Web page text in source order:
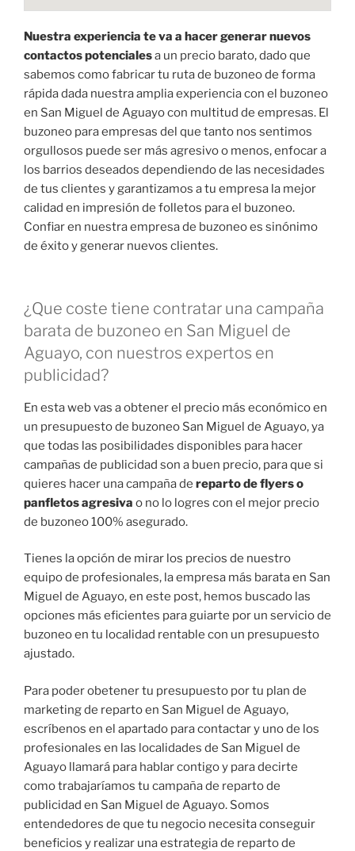
Nuestra experiencia te va a hacer generar nuevos
contactos potencialesa un precio barato, dado que
sabemos como fabricar tu ruta de buzoneo de forma
rápida dada nuestra amplia experiencia con el buzoneo
en San Miguel de Aguayo con multitud de empresas. El
buzoneo para empresas del que tanto nos sentimos
orgullosos puede ser más agresivo o menos, enfocar a
los barrios deseados dependiendo de las necesidades
de tus clientes y garantizamos a tu empresa la mejor
calidad en impresión de folletos para el buzoneo.
Confiar en nuestra empresa de buzoneo es sinónimo
de éxito y generar nuevos clientes.
¿Que coste tiene contratar una campaña
barata de buzoneo en San Miguel de
Aguayo, con nuestros expertos en
publicidad?
En esta web vas a obtener el precio más económico en
un presupuesto de buzoneo San Miguel de Aguayo, ya
que todas las posibilidades disponibles para hacer
campañas de publicidad son a buen precio, para que si
quieres hacer una campaña de reparto de flyers o
panfletos agresiva o no lo logres con el mejor precio
de buzoneo 100% asegurado.
Tienes la opción de mirar los precios de nuestro
equipo de profesionales, la empresa más barata en San
Miguel de Aguayo, en este post, hemos buscado las
opciones más eficientes para guiarte por un servicio de
buzoneo en tu localidad rentable con un presupuesto
ajustado.
Para poder obetener tu presupuesto por tu plan de
marketing de reparto en San Miguel de Aguayo,
escríbenos en el apartado para contactar y uno de los
profesionales en las localidades de San Miguel de
Aguayo llamará para hablar contigo y para decirte
como trabajaríamos tu campaña de reparto de
publicidad en San Miguel de Aguayo. Somos
entendedores de que tu negocio necesita conseguir
beneficios y realizar una estrategia de reparto de